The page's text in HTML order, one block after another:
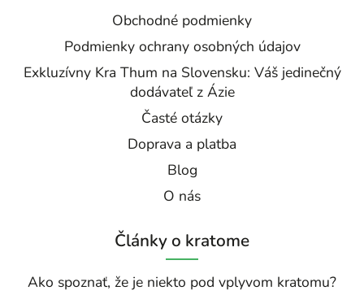
Obchodné podmienky
Podmienky ochrany osobných údajov
Exkluzívny Kra Thum na Slovensku: Váš jedinečný
dodávateľ z Ázie
Časté otázky
Doprava a platba
Blog
O nás
Články o kratome
Ako spoznať, že je niekto pod vplyvom kratomu?